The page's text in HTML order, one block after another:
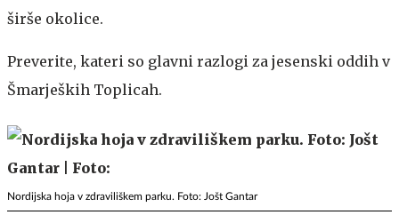
širše okolice.
Preverite, kateri so glavni razlogi za jesenski oddih v
Šmarjeških Toplicah.
Nordijska hoja v zdraviliškem parku. Foto: Jošt Gantar